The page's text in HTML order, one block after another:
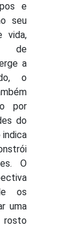
e
seu
vida,
de
a
o
por
do
indica
O
os
uma